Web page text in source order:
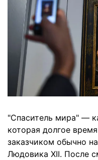
"Спаситель мира" —
которая долгое
заказчиком обычно
Людовика XII. После